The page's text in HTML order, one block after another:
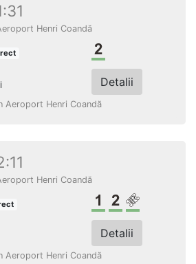
Henri Coandă
Detalii
Aeroport Henri Coandă
Henri Coandă
Clasa 1Clasa a 2-a
Loc
Detalii
Aeroport Henri Coandă